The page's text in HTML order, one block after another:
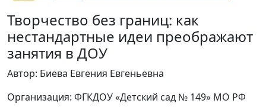
Творчество без границ: как
нестандартные идеи преображают
занятия в ДОУ
Автор: Биева Евгения Евгеньевна
Организация: ФГКДОУ «Детский сад № 149» МО РФ